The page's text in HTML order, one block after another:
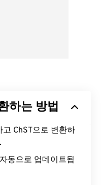
하는 방법
ChST으로 변환하
동으로 업데이트됩